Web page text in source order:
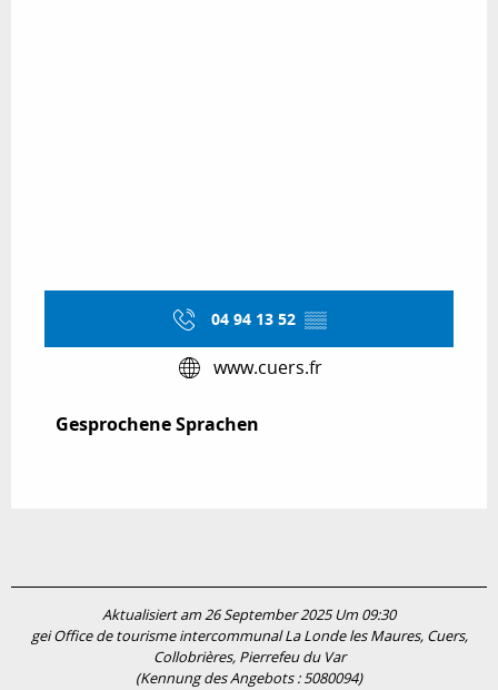
04 94 13 52 ▒▒
www.cuers.fr
Gesprochene Sprachen
Gesprochene Sprachen
Aktualisiert am 26 September 2025 Um 09:30
gei Office de tourisme intercommunal La Londe les Maures, Cuers,
Collobrières, Pierrefeu du Var
(Kennung des Angebots :5080094)